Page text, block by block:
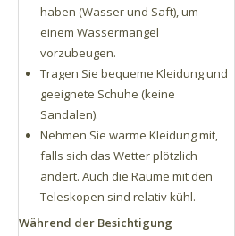
haben (Wasser und Saft), um
einem Wassermangel
vorzubeugen.
Tragen Sie bequeme Kleidung und
geeignete Schuhe (keine
Sandalen).
Nehmen Sie warme Kleidung mit,
falls sich das Wetter plötzlich
ändert. Auch die Räume mit den
Teleskopen sind relativ kühl.
Während der Besichtigung